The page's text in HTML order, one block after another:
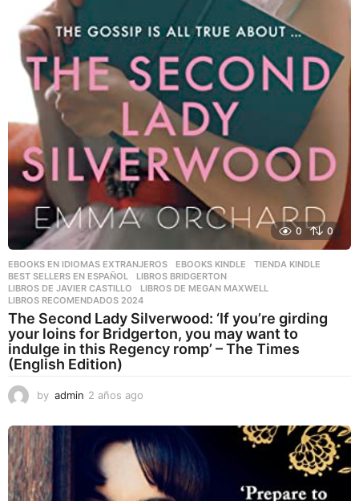
0 0
EBOOKS EN IDIOMAS EXTRANJEROS ,EBOOKS KINDLE ,TIENDA KINDLE
BEST SELLERS EN ESPAÑOL
,LIBROS BRIDGERTON
LIBROS DE JAVIER CASTILLO
,LIBROS DE MEGAN MAXWELL
LIBROS RECOMENDADOS 2024
The Second Lady Silverwood: ‘If you’re girding
your loins for Bridgerton, you may want to
indulge in this Regency romp’ – The Times
(English Edition)
by admin 2 años ago
ñ
o
s
a
g